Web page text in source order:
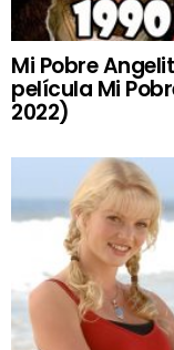
Mi Pobre
película Mi
2022)